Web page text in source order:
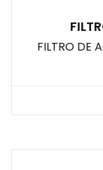
FILTRO DE